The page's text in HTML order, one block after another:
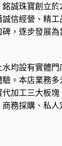
誠珠寶創立於
信經營、精工
，逐步發展
均設有實體
。本店業務
加工三大板塊
務採購、私人